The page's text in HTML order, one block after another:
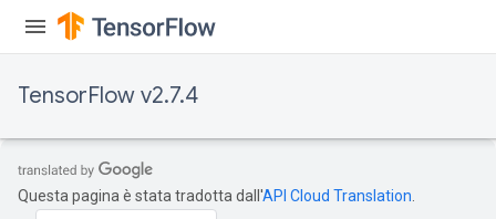
TensorFlow v2.7.4
Questa pagina è stata tradotta dall'API Cloud Translation